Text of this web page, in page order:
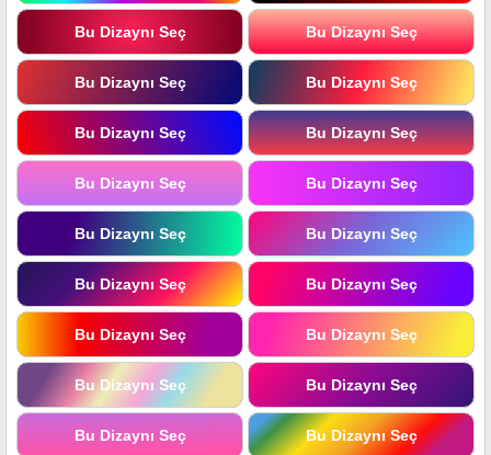
Bu Dizaynı Seç Bu Dizaynı Seç
Bu Dizaynı Seç Bu Dizaynı Seç
Bu Dizaynı Seç Bu Dizaynı Seç
Bu Dizaynı Seç Bu Dizaynı Seç
Bu Dizaynı Seç Bu Dizaynı Seç
Bu Dizaynı Seç Bu Dizaynı Seç
Bu Dizaynı Seç Bu Dizaynı Seç
Bu Dizaynı Seç Bu Dizaynı Seç
Bu Dizaynı Seç Bu Dizaynı Seç